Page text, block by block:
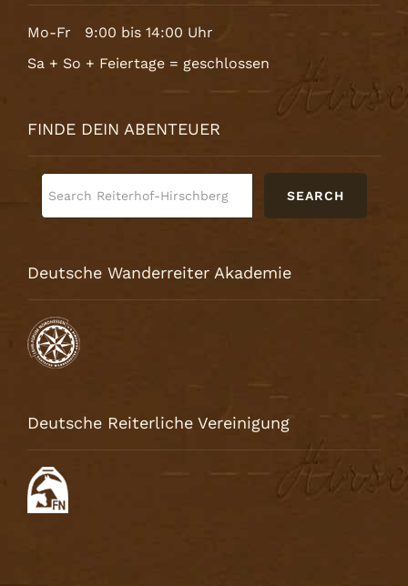
Mo-Fr 9:00 bis 14:00 Uhr
Sa + So + Feiertage = geschlossen
FINDE DEIN ABENTEUER
SEARCH
Deutsche Wanderreiter Akademie
Deutsche Reiterliche Vereinigung